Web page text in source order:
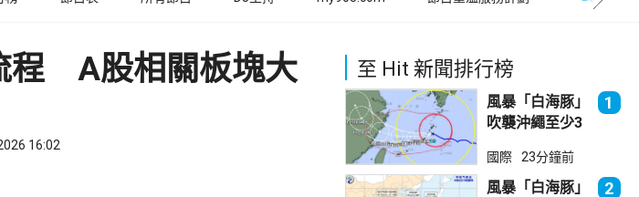
程 A股相關板塊大
16:02
至 Hit 新聞排行榜
風暴「白海豚」
吹襲沖繩至少3
取消
1
國際 23分鐘前
風暴「白海豚」 2